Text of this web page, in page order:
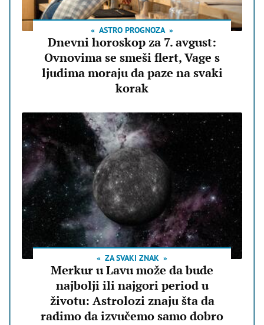
ASTRO PROGNOZA
Dnevni horoskop za 7. avgust:
Ovnovima se smeši flert, Vage s
ljudima moraju da paze na svaki
korak
ZA SVAKI ZNAK
Merkur u Lavu može da bude
najbolji ili najgori period u
životu: Astrolozi znaju šta da
radimo da izvučemo samo dobro